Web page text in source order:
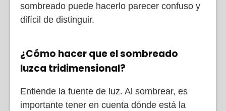
sombreado puede hacerlo parecer confuso y
difícil de distinguir.
¿Cómo hacer que el sombreado
luzca tridimensional?
Entiende la fuente de luz. Al sombrear, es
importante tener en cuenta dónde está la